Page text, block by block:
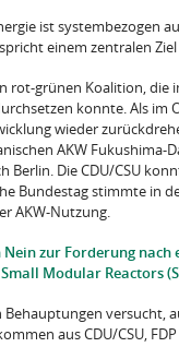
ist systembezogen
einem zentralen
rot-grünen Koalition, die
konnte. Als im
wieder
AKW
Berlin. Die CDU/CSU
Bun­destag stimmte in
AKW-Nutzung.
zur Forderung
Modular Reac­tors
ver­sucht,
aus CDU/CSU,